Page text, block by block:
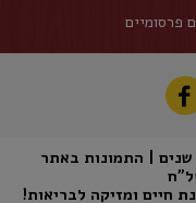
פרסומיים
המכירה אסורה למי שטרם מלאו לו 18 שנים | התמונות באתר
חיים ומזיקה לבריאות!